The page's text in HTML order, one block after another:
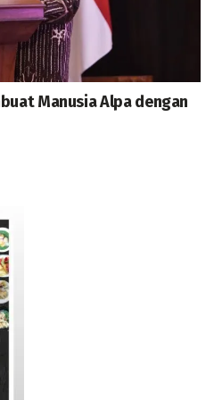
Manusia Alpa dengan